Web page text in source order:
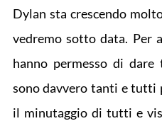
Dylan sta crescendo
vedremo sotto data. Per
hanno permesso di dare
sono davvero tanti e tutti
il minutaggio di tutti e